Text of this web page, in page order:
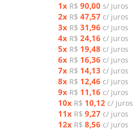
1x R$ 90,00 s/ juros
2x R$ 47,57 c/ juros
3x R$ 31,96 c/ juros
4x R$ 24,16 c/ juros
5x R$ 19,48 c/ juros
6x R$ 16,36 c/ juros
7x R$ 14,13 c/ juros
8x R$ 12,46 c/ juros
9x R$ 11,16 c/ juros
10x R$ 10,12 c/ juros
11x R$ 9,27 c/ juros
12x R$ 8,56 c/ juros